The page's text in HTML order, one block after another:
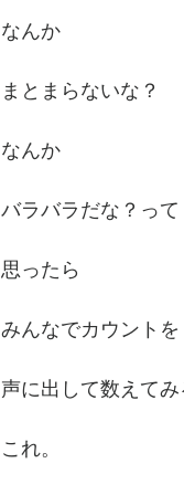
なんか
まとまらないな？
なんか
バラバラだな？って
思ったら
みんなでカウントを
声に出して数えて
これ。